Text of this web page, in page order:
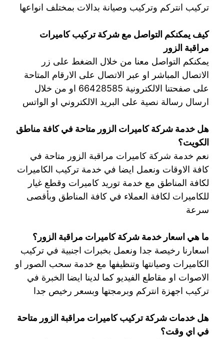
تركيب انتركم وتركيب وصيانة بدالات بمختلف انواعها
كيف يمكنكم التواصل مع شركة تركيب كاميرات
مراقبة الزور
يمكنكم التواصل معنا من خلال الضغط على زر
الاتصال المباشر او عبر الاتصال على الارقام المتاحة
على صفحتنا الالكترونية 66428585 او من خلال
ارسال رسالة نصية على البريد الالكتروني او الواتس
هل خدمة شركة كاميرات الزور متاحة في كافة مناطق
الكويت؟
نعم خدمة شركة كاميرات مراقبة الزور متاحة في
كافة الاوقات ونعمل ايضا في خدمة تركيب الكاميرات
لكافة المناطق مع خدمة توريد كاميرات وقطع غيار
للكاميرات لكافة العملاء في كافة المناطق وبأقصى
سرعة
ما هي اسعار خدمة شركة كاميرات مراقبة الزور؟
اسعارنا رخيصة جدا ونعمل بخبرات اجنبية في تركيب
الكاميرات وصيانتها وتنظيفها مع خدمة سحب الصور او
الاصوات او مقاطع الفيديو كما لدينا ايضا الخبرة في
تركيب اجهزة انتركم وبرمجتها وبسعر رخيص جدا
هل خدمات شركة تركيب كاميرات مراقبة الزور متاحة
في اي وقت؟